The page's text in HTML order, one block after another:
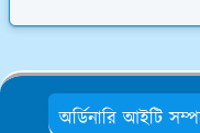
অর্ডিনারি আইটি